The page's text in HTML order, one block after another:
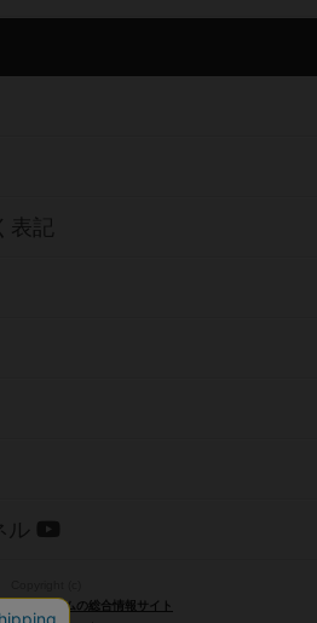
表記
ル
ボードゲームの総合情報サイト